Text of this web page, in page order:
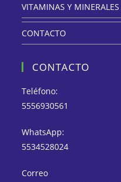
VITAMINAS Y MINERALES
CONTACTO
CONTACTO
Teléfono:
5556930561
WhatsApp:
5534528024
Correo